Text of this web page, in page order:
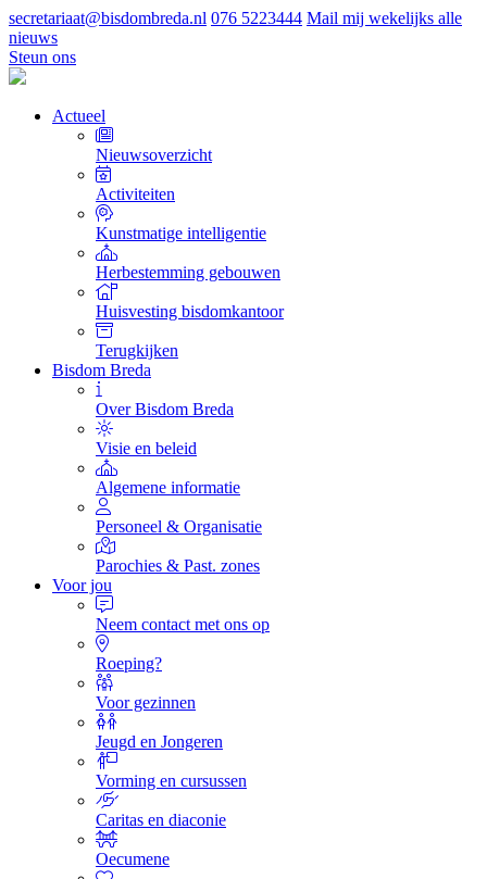
secretariaat@bisdombreda.nl 076 5223444 Mail mij wekelijks alle
nieuws
Steun ons
Actueel
Nieuwsoverzicht
Activiteiten
Kunstmatige intelligentie
Herbestemming gebouwen
Huisvesting bisdomkantoor
Terugkijken
Bisdom Breda
Over Bisdom Breda
Visie en beleid
Algemene informatie
Personeel & Organisatie
Parochies & Past. zones
Voor jou
Neem contact met ons op
Roeping?
Voor gezinnen
Jeugd en Jongeren
Vorming en cursussen
Caritas en diaconie
Oecumene